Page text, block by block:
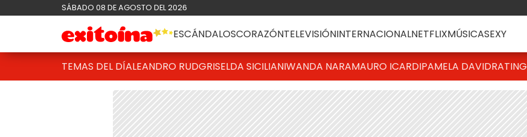
SÁBADO 08 DE AGOSTO DEL 2026
ESCÁNDALOSCORAZÓNTELEVISIÓNINTERNACIONALNETFLIXMÚSICASEXY
TEMAS DEL DÍALEANDRO RUDGRISELDA SICILIANIWANDA NARAMAURO ICARDIPAMELA DAVIDRATING